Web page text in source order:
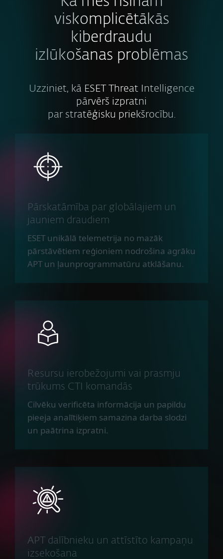
viskomplicētākās
kiberdraudu
izlūkošanas problēmas
Uzziniet, kā ESET Threat Intelligence
pārvērš izpratni
par stratēģisku priekšrocību.
Pārskatāmība par globālajiem un
jauniem draudiem
ESET unikālā telemetrija no mazāk
pārstāvētiem reģioniem nodrošina agrāku
APT un ļaunprogrammatūru atklāšanu.
Resursu ierobežojumi vai prasmju
trūkums CTI komandās
Cilvēku verificēta informācija un papildu
pieeja analītiķiem samazina darba slodzi
un paātrina izpratni.
APT dalībnieku un attīstīto kampaņu
izsekošana